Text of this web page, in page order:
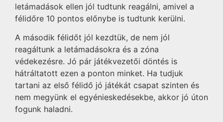
letámadások ellen jól tudtunk reagálni, amivel a
félidőre 10 pontos előnybe is tudtunk kerülni.
A második félidőt jól kezdtük, de nem jól
reagáltunk a letámadásokra és a zóna
védekezésre. Jó pár játékvezetői döntés is
hátráltatott ezen a ponton minket. Ha tudjuk
tartani az első félidő jó játékát csapat szinten és
nem megyünk el egyénieskedésekbe, akkor jó úton
fogunk haladni.